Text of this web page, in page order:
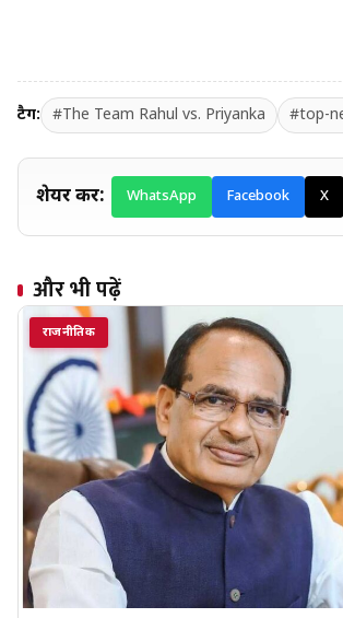
टैग: #The Team Rahul vs. Priyanka #top-
शेयर करें: WhatsApp Facebook X
और भी पढ़ें
राजनीतिक